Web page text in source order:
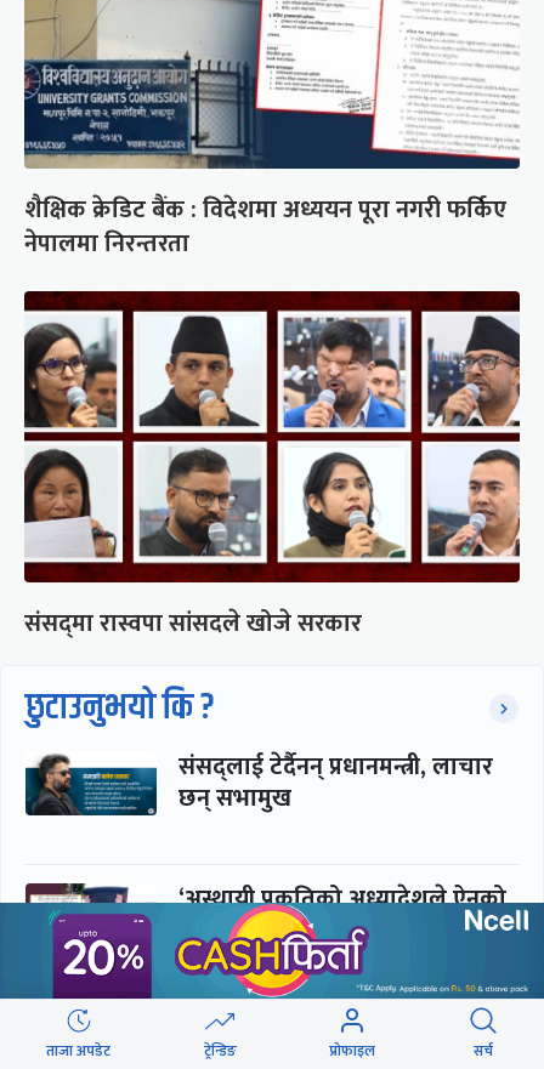
शैक्षिक क्रेडिट बैंक : विदेशमा अध्ययन पूरा नगरी फर्किए
नेपालमा निरन्तरता
संसद्‍मा रास्वपा सांसदले खोजे सरकार
छुटाउनुभयो कि ?
संसद्लाई टेर्दैनन् प्रधानमन्त्री, लाचार
छन् सभामुख
‘अस्थायी प्रकृतिको अध्यादेशले ऐनको
व्यवस्था विस्थापित गर्न सक्दैन’
सरकार-प्रसाईं लुकामारी : छिनमै
ताजा अपडेट ट्रेन्डिङ प्रोफाइल सर्च